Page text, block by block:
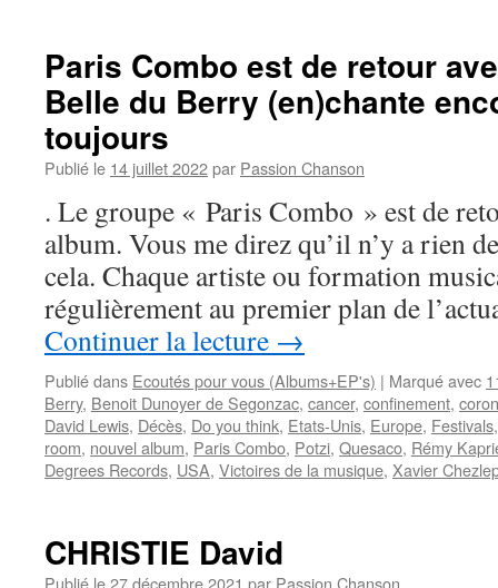
Paris Combo est de retour
Belle du Berry (en)chante
toujours
Publié le 14 juillet 2022par Passion Chanson
. Le groupe « Paris Combo » est de
album. Vous me direz qu’il n’y a rien
cela. Chaque artiste ou formation
régulièrement au premier plan de
Continuer la lecture →
Publié dans Ecoutés pour vous (Albums+EP's) | Marqué avec
Berry, Benoit Dunoyer de Segonzac, cancer, confinement,
David Lewis, Décès, Do you think, Etats-Unis, Europe, Festivals
room, nouvel album, Paris Combo, Potzi, Quesaco, Rémy
Degrees Records, USA, Victoires de la musique, Xavier
CHRISTIE David
Publié le 27 décembre 2021 par Passion Chanson